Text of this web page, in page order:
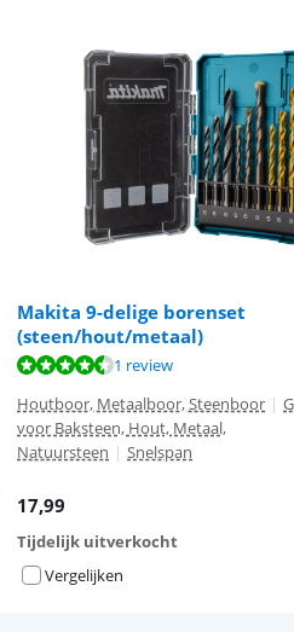
Makita 9-delige borenset
(steen/hout/metaal)
1 review
Houtboor, Metaalboor, Steenboor |
voor Baksteen, Hout, Metaal,
Natuursteen | Snelspan
17,99
Tijdelijk uitverkocht
Vergelijken